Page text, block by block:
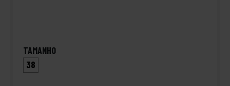
TAMANHO
38